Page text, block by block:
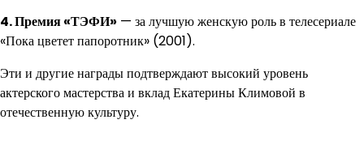
4. Премия «ТЭФИ» — за лучшую женскую роль в телесериале
«Пока цветет папоротник» (2001).
Эти и другие награды подтверждают высокий уровень
актерского мастерства и вклад Екатерины Климовой в
отечественную культуру.